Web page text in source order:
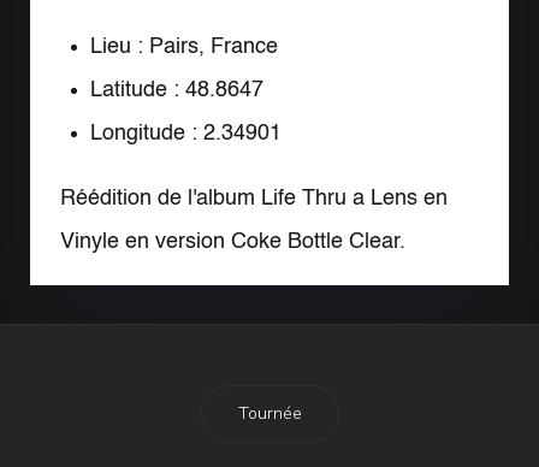
Lieu : Pairs, France
Latitude : 48.8647
Longitude : 2.34901
Réédition de l'album Life Thru a Lens en
Vinyle en version Coke Bottle Clear.
Tournée